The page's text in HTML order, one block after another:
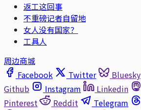
返工这回事
不重磅记者自留地
女人没有国家？
工具人
周边商城
Facebook
Twitter Bluesky
Github
Instagram Linkedin
Pinterest
Reddit Telegram